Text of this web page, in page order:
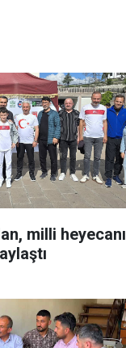
milli heyecanı